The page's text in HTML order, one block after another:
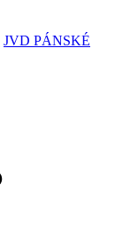
JVD PÁNSKÉ